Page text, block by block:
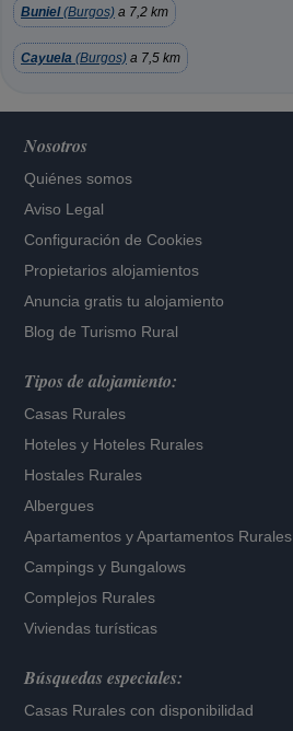
Buniel(Burgos) a 7,2 km
Cayuela (Burgos) a 7,5 km
Nosotros
Quiénes somos
Aviso Legal
Configuración de Cookies
Propietarios alojamientos
Anuncia gratis tu alojamiento
Blog de Turismo Rural
Tipos de alojamiento:
Casas Rurales
Hoteles y Hoteles Rurales
Hostales Rurales
Albergues
Apartamentos yApartamentos Rurales
Campings y Bungalows
Complejos Rurales
Viviendas turísticas
Búsquedas especiales:
Casas Rurales con disponibilidad